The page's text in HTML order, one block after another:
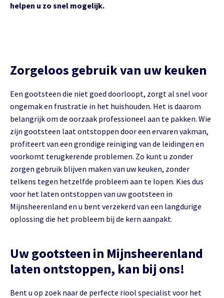
helpen u zo snel mogelijk.
Zorgeloos gebruik van uw keuken
Een gootsteen die niet goed doorloopt, zorgt al snel voor
ongemak en frustratie in het huishouden. Het is daarom
belangrijk om de oorzaak professioneel aan te pakken. Wie
zijn gootsteen laat ontstoppen door een ervaren vakman,
profiteert van een grondige reiniging van de leidingen en
voorkomt terugkerende problemen. Zo kunt u zonder
zorgen gebruik blijven maken van uw keuken, zonder
telkens tegen hetzelfde probleem aan te lopen. Kies dus
voor het laten ontstoppen van uw gootsteen in
Mijnsheerenland en u bent verzekerd van een langdurige
oplossing die het probleem bij de kern aanpakt.
Uw gootsteen in Mijnsheerenland
laten ontstoppen, kan bij ons!
Bent u op zoek naar de perfecte riool specialist voor het